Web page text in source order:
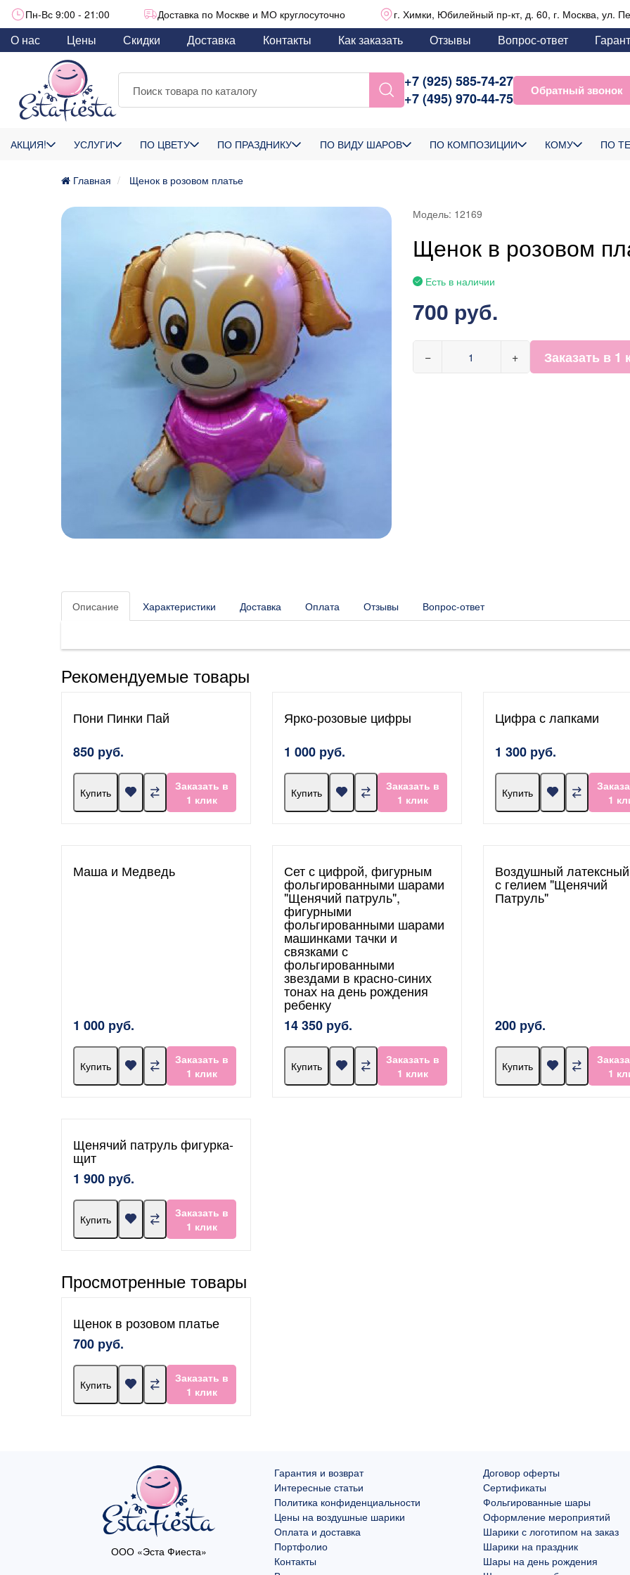
Пн-Вс 9:00 - 21:00 Доставка по Москве и МО круглосуточно г. Химки, Юбилейный пр-кт, д. 60, г. Москва, ул.
О нас Цены Скидки Доставка Контакты Как заказать Отзывы Вопрос-ответ
+7 (925) 585-74-27
+7 (495) 970-44-75
Обратный звонок
АКЦИЯ! УСЛУГИ ПО ЦВЕТУ ПО ПРАЗДНИКУ ПО ВИДУ ШАРОВ ПО КОМПОЗИЦИИ КОМУ ПО
Главная Щенок в розовом платье
Модель: 12169
Щенок в розовом
Есть в наличии
700 руб.
− + Заказать в 1
Описание Характеристики Доставка Оплата Отзывы Вопрос-ответ
Рекомендуемые товары
Пони Пинки Пай
850 руб.
Купить
Заказать в
1 клик
Ярко-розовые цифры
1 000 руб.
Купить
Заказать в
1 клик
Цифра с лапками
1 300 руб.
Купить
1
Маша и Медведь
1 000 руб.
Купить
Заказать в
1 клик
Сет с цифрой, фигурным
фольгированными шарами
"Щенячий патруль",
фигурными
фольгированными шарами
машинками тачки и
связками с
фольгированными
звездами в красно-синих
тонах на день рождения
ребенку
14 350 руб.
Купить
Заказать в
1 клик
Воздушный
с гелием "Щенячий
Патруль"
200 руб.
Купить
1
Щенячий патруль фигурка-
щит
1 900 руб.
Купить
Заказать в
1 клик
Просмотренные товары
Щенок в розовом платье
700 руб.
Купить
Заказать в
1 клик
ООО «Эста Фиеста»
Гарантия и возврат
Интересные статьи
Политика конфиденциальности
Цены на воздушные шарики
Оплата и доставка
Портфолио
Контакты
Договор оферты
Сертификаты
Фольгированные шары
Оформление мероприятий
Шарики с логотипом на заказ
Шарики на праздник
Шары на день рождения